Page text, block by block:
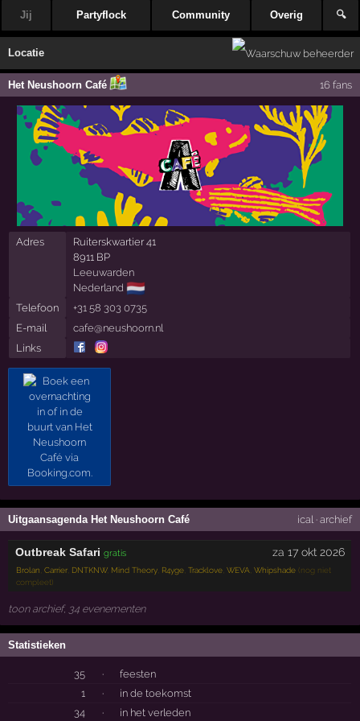
Jij Partyflock Community Overig 🔍
Locatie
Het Neushoorn Café 16 fans
Adres
Ruiterskwartier 41
8911 BP
Leeuwarden
Nederland 🇳🇱
Telefoon
+31 58 303 0735
E-mail
cafe@neushoorn.nl
Links
Uitgaansagenda Het Neushoorn Café ical· archief
Outbreak Safari gratis za 17 okt 2026
Brolan ,Carrier DNTKNW, Mind Theory R4yge ,Tracklove ,WEVA ,Whipshade (nog niet
compleet)
toon archief, 34 evenementen
Statistieken
35 ·
feesten
1
·
in de toekomst
34
· in het verleden